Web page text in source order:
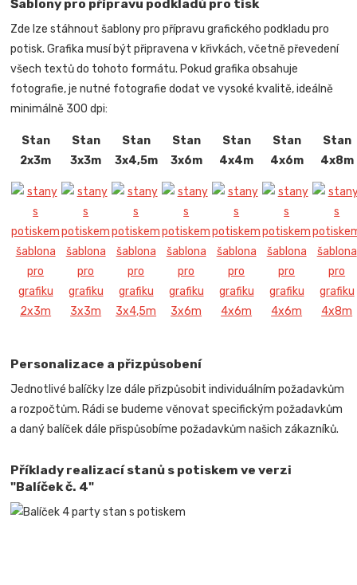
Šablony pro přípravu podkladů pro tisk
Zde lze stáhnout šablony pro přípravu grafického podkladu pro
potisk. Grafika musí být připravena v křivkách, včetně převedení
všech textů do tohoto formátu. Pokud grafika obsahuje
fotografie, je nutné fotografie dodat ve vysoké kvalitě, ideálně
minimálně 300 dpi:
Stan
2x3m
Stan
3x3m
Stan
3x4,5m
Stan
3x6m
Stan
4x4m
Stan
4x6m
Stan
4x8m
Personalizace a přizpůsobení
Jednotlivé balíčky lze dále přizpůsobit individuálním požadavkům
a rozpočtům. Rádi se budeme věnovat specifickým požadavkům
a daný balíček dále přispůsobíme požadavkům našich zákazníků.
Příklady realizací stanů s potiskem ve verzi
"Balíček č. 4"